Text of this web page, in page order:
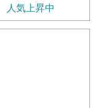
人気上昇中